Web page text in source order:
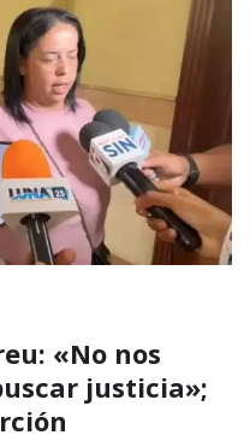
«No nos
justicia»;